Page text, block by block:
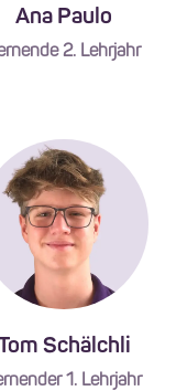
Ana Paulo
2. Lehrjahr
Schälchli
1. Lehrjahr